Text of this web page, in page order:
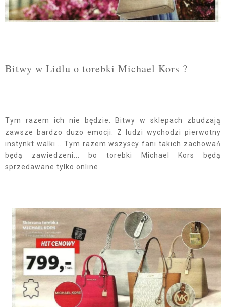
Bitwy w Lidlu o torebki Michael Kors ?
Tym razem ich nie będzie. Bitwy w sklepach zbudzają
zawsze bardzo dużo emocji. Z ludzi wychodzi pierwotny
instynkt walki... Tym razem wszyscy fani takich zachowań
będą zawiedzeni... bo torebki Michael Kors będą
sprzedawane tylko online.